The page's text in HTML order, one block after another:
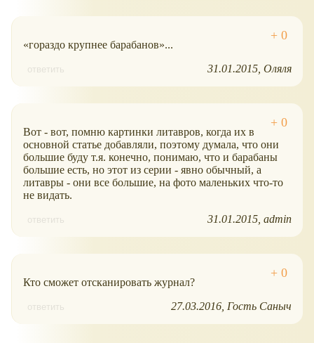
гораздо крупнее барабанов ...
ответить 31.01.2015 Оляля
Вот - вот, помню картинки литавров, когда их в
основной статье добавляли, поэтому думала, что они
большие буду т.я. конечно, понимаю, что и барабаны
большие есть, но этот из серии - явно обычный, а
литавры - они все большие, на фото маленьких что-то
не видать.
ответить 31.01.2015 admin
Кто сможет отсканировать журнал?
ответить 27.03.2016 Гость Саныч